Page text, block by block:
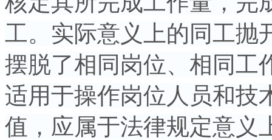
工。实际意义上的同工抛
摆脱了相同岗位、相同工
适用于操作岗位人员和技
值，应属于法律规定意义